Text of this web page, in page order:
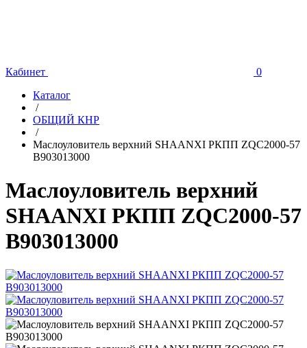
Кабинет
0
Каталог
/
ОБЩИЙ КНР
/
Маслоуловитель верхний SHAANXI РКПП ZQC2000-57
B903013000
Маслоуловитель верхний
SHAANXI РКПП ZQC2000-57
B903013000